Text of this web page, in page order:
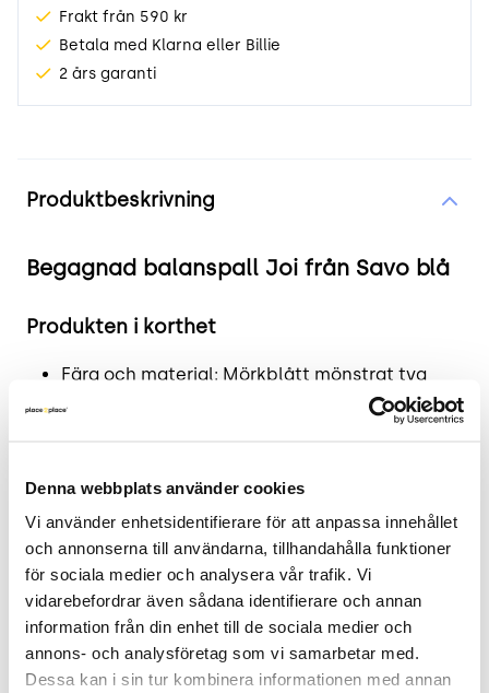
Denna webbplats använder cookies
Vi använder enhetsidentifierare för att anpassa innehållet
och annonserna till användarna, tillhandahålla funktioner
för sociala medier och analysera vår trafik. Vi
vidarebefordrar även sådana identifierare och annan
information från din enhet till de sociala medier och
annons- och analysföretag som vi samarbetar med.
Dessa kan i sin tur kombinera informationen med annan
Frakt från 590 kr
Betala med Klarna eller Billie
2 års garanti
Produktbeskrivning
Begagnad balanspall Joi från Savo blå
Produkten i korthet
Färg och material: Mörkblått mönstrat tyg
med kromat stativ och beige platta
Mått: Sitthöjd justerbar mellan 58 cm och 79
Skick: 4/5
2 års garanti
Mer om Joi
Balanspallen Joi från Savo är designad för att
främja en aktiv sittställning. Den stöder en
ergonomisk hållning genom arbetsdagen.